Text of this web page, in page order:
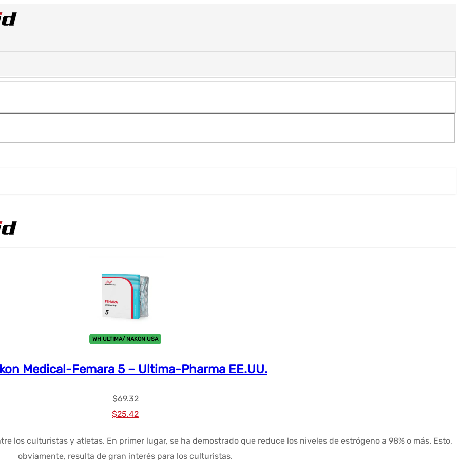
WH ULTIMA/ NAKON USA
Medical-Femara 5 – Ultima-Pharma EE.UU.
$69.32
El
original
$25.42El
actual
los culturistas y atletas. En primer lugar, se ha demostrado que reduce los niveles de estrógeno a 98% o más. Esto,
obviamente, resulta de gran interés para los culturistas.